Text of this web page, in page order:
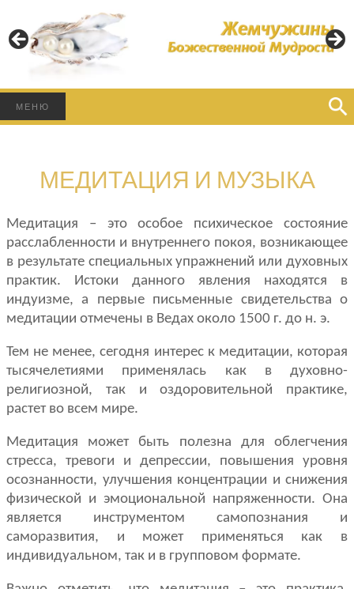
ЖЕМЧУЖИНЫ
БОЖЕСТВЕННОЙ
МУДРОСТИ
МЕНЮ Найти:
МЕДИТАЦИЯ И МУЗЫКА
Медитация – это особое психическое состояние
расслабленности и внутреннего покоя, возникающее
в результате специальных упражнений или духовных
практик. Истоки данного явления находятся в
индуизме, а первые письменные свидетельства о
медитации отмечены в Ведах около 1500 г. до н. э.
Тем не менее, сегодня интерес к медитации, которая
тысячелетиями применялась как в духовно-
религиозной, так и оздоровительной практике,
растет во всем мире.
Медитация может быть полезна для облегчения
стресса, тревоги и депрессии, повышения уровня
осознанности, улучшения концентрации и снижения
физической и эмоциональной напряженности. Она
является инструментом самопознания и
саморазвития, и может применяться как в
индивидуальном, так и в групповом формате.